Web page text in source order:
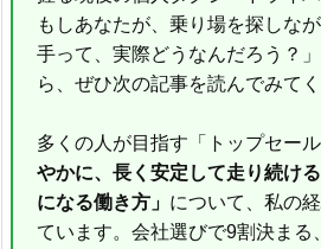
もしあなたが、乗り場を探しな
手って、実際どうなんだろう？
ら、ぜひ次の記事を読んでみてく
多くの人が目指す「トップセー
やかに、長く安定して走り続け
になる働き方」 について、私の
ています。会社選びで9割決まる